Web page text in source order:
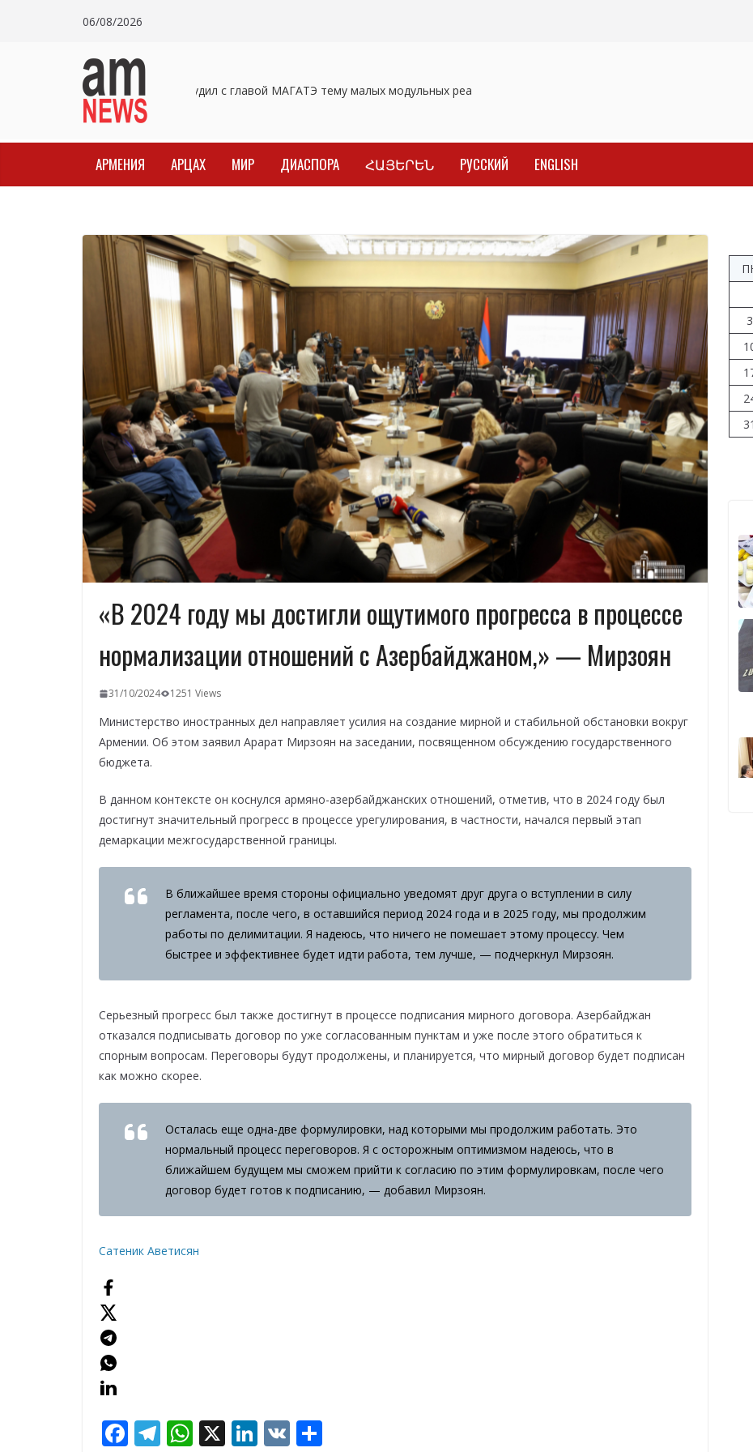
06/08/2026
Пашинян обсудил с главой МАГАТЭ тему малых модульных реакторов
АРМЕНИЯ АРЦАХ МИР ДИАСПОРА ՀԱՅԵՐԵՆ РУССКИЙ ENGLISH
«В 2024 году мы достигли ощутимого прогресса в процессе
нормализации отношений с Азербайджаном,» — Мирзоян
31/10/2024 1251 Views
Министерство иностранных дел направляет усилия на создание мирной и стабильной обстановки вокруг
Армении. Об этом заявил Арарат Мирзоян на заседании, посвященном обсуждению государственного
бюджета.
В данном контексте он коснулся армяно-азербайджанских отношений, отметив, что в 2024 году был
достигнут значительный прогресс в процессе урегулирования, в частности, начался первый этап
демаркации межгосударственной границы.
В ближайшее время стороны официально уведомят друг друга о вступлении в силу
регламента, после чего, в оставшийся период 2024 года и в 2025 году, мы продолжим
работы по делимитации. Я надеюсь, что ничего не помешает этому процессу. Чем
быстрее и эффективнее будет идти работа, тем лучше, — подчеркнул Мирзоян.
Серьезный прогресс был также достигнут в процессе подписания мирного договора. Азербайджан
отказался подписывать договор по уже согласованным пунктам и уже после этого обратиться к
спорным вопросам. Переговоры будут продолжены, и планируется, что мирный договор будет подписан
как можно скорее.
Осталась еще одна-две формулировки, над которыми мы продолжим работать. Это
нормальный процесс переговоров. Я с осторожным оптимизмом надеюсь, что в
ближайшем будущем мы сможем прийти к согласию по этим формулировкам, после чего
договор будет готов к подписанию, — добавил Мирзоян.
Сатеник Аветисян
F T W X Li V
3
31